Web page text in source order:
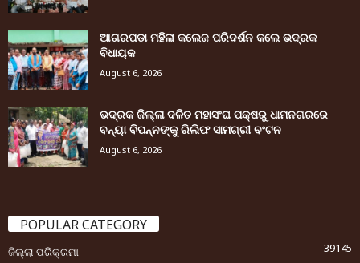
ଆଗରପଡା ମହିଳା କଲେଜ ପରିଦର୍ଶନ କଲେ ଭଦ୍ରକ
ବିଧାୟକ
August 6, 2026
ଭଦ୍ରକ ଜିଲ୍ଲା ଦଳିତ ମହାସଂଘ ପକ୍ଷରୁ ଧାମନଗରରେ
ବନ୍ୟା ବିପନ୍ନଙ୍କୁ ରିଲିଫ ସାମଗ୍ରୀ ବଂଟନ
August 6, 2026
POPULAR CATEGORY
ଜିଲ୍ଲା ପରିକ୍ରମା
39145